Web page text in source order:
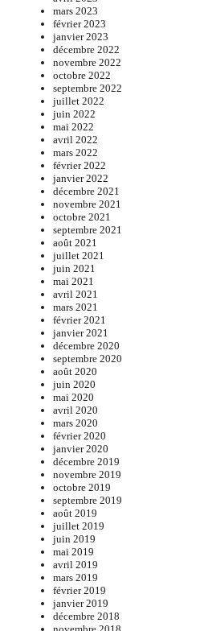
mars 2023
février 2023
janvier 2023
décembre 2022
novembre 2022
octobre 2022
septembre 2022
juillet 2022
juin 2022
mai 2022
avril 2022
mars 2022
février 2022
janvier 2022
décembre 2021
novembre 2021
octobre 2021
septembre 2021
août 2021
juillet 2021
juin 2021
mai 2021
avril 2021
mars 2021
février 2021
janvier 2021
décembre 2020
septembre 2020
août 2020
juin 2020
mai 2020
avril 2020
mars 2020
février 2020
janvier 2020
décembre 2019
novembre 2019
octobre 2019
septembre 2019
août 2019
juillet 2019
juin 2019
mai 2019
avril 2019
mars 2019
février 2019
janvier 2019
décembre 2018